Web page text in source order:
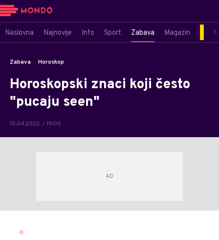
Naslovna Najnovije Info Sport Zabava Magazin
Zabava Horoskop
Horoskopski znaci koji često
"pucaju seen"
10.04.2022. / 19:00
AUTOR
0